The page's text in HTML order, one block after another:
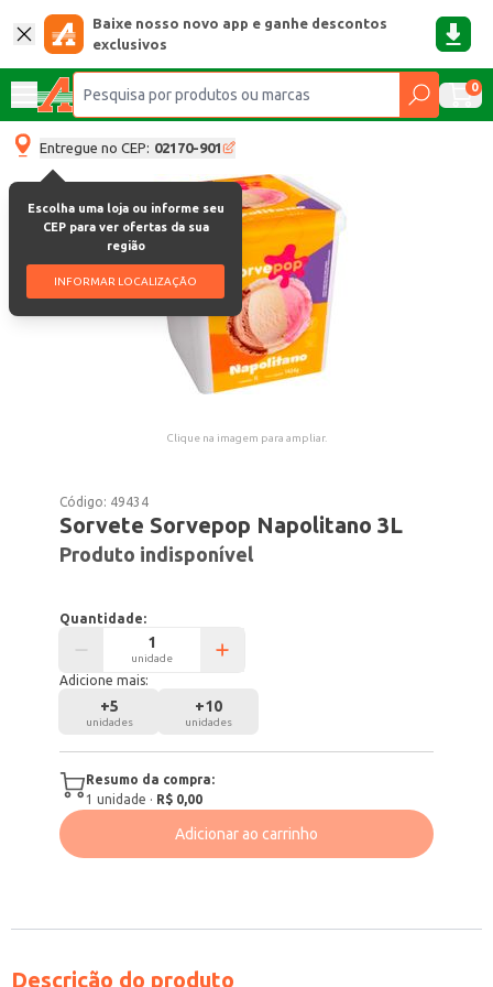
Baixe nosso novo app e ganhe descontos
exclusivos
0
Entregue no CEP: 02170-901
Escolha uma loja ou informe seu
CEP para ver ofertas da sua
região
INFORMAR LOCALIZAÇÃO
Clique na imagem para ampliar.
Código: 49434
Sorvete Sorvepop Napolitano 3L
Produto indisponível
Quantidade:
unidade
Adicione mais:
+5
unidades
+10
unidades
Resumo da compra:
1 unidade · R$ 0,00
Adicionar ao carrinho
Descrição do produto